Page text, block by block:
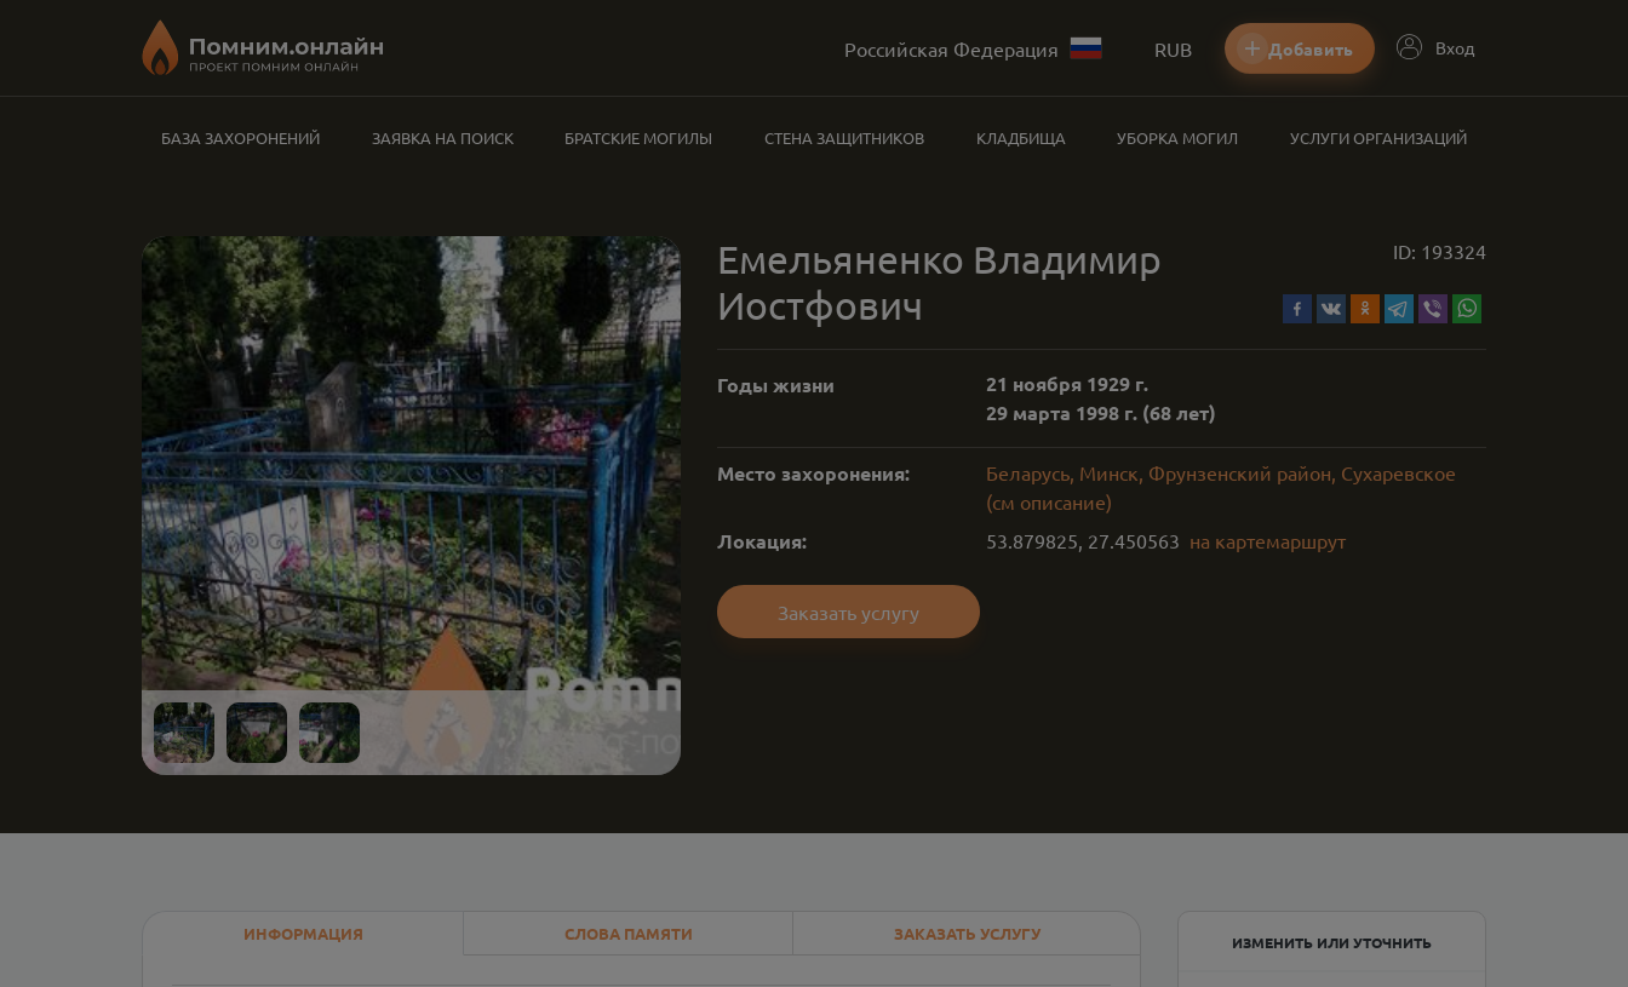
Российская Федерация RUB Добавить Вход
БАЗА ЗАХОРОНЕНИЙ ЗАЯВКА НА ПОИСК БРАТСКИЕ МОГИЛЫ СТЕНА ЗАЩИТНИКОВ КЛАДБИЩА УБОРКА МОГИЛ УСЛУГИ ОРГАНИЗАЦИЙ
Емельяненко Владимир
Иостфович
ID: 193324
Годы жизни
21 ноября 1929 г.
29 марта 1998 г. (68 лет)
Место захоронения:
Беларусь, Минск, Фрунзенский район, Сухаревское
(см описание)
Локация: 53.879825, 27.450563 на картемаршрут
Заказать услугу
ИНФОРМАЦИЯ СЛОВА ПАМЯТИ ЗАКАЗАТЬ УСЛУГУ ИЗМЕНИТЬ ИЛИ УТОЧНИТЬ